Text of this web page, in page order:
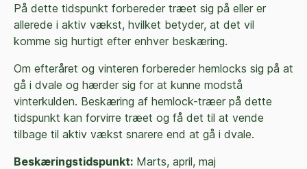
På dette tidspunkt forbereder træet sig på eller er
allerede i aktiv vækst, hvilket betyder, at det vil
komme sig hurtigt efter enhver beskæring.
Om efteråret og vinteren forbereder hemlocks sig på at
gå i dvale og hærder sig for at kunne modstå
vinterkulden. Beskæring af hemlock-træer på dette
tidspunkt kan forvirre træet og få det til at vende
tilbage til aktiv vækst snarere end at gå i dvale.
Beskæringstidspunkt: Marts, april, maj